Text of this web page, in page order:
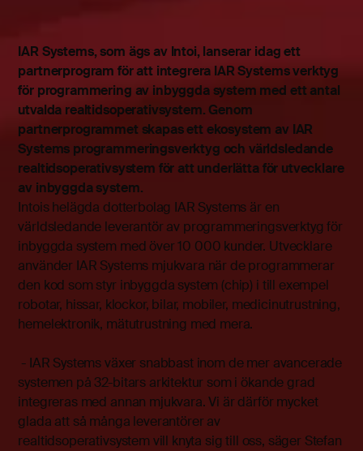
IAR Systems, som ägs av Intoi, lanserar idag ett
partnerprogram för att integrera IAR Systems verktyg
för programmering av inbyggda system med ett antal
utvalda realtidsoperativsystem. Genom
partnerprogrammet skapas ett ekosystem av IAR
Systems programmeringsverktyg och världsledande
realtidsoperativsystem för att underlätta för utvecklare
av inbyggda system.
Intois helägda dotterbolag IAR Systems är en
världsledande leverantör av programmeringsverktyg för
inbyggda system med över 10 000 kunder. Utvecklare
använder IAR Systems mjukvara när de programmerar
den kod som styr inbyggda system (chip) i till exempel
robotar, hissar, klockor, bilar, mobiler, medicinutrustning,
hemelektronik, mätutrustning med mera.
- IAR Systems växer snabbast inom de mer avancerade
systemen på 32-bitars arkitektur som i ökande grad
integreras med annan mjukvara. Vi är därför mycket
glada att så många leverantörer av
realtidsoperativsystem vill knyta sig till oss, säger Stefan